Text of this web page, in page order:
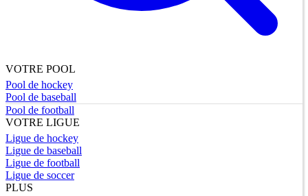
VOTRE POOL
Pool de hockey
Pool de baseball
Pool de football
VOTRE LIGUE
Ligue de hockey
Ligue de baseball
Ligue de football
Ligue de soccer
PLUS